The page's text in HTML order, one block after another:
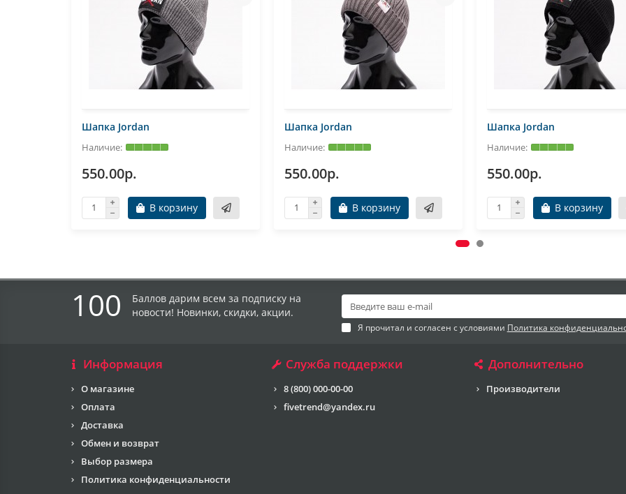
Шапка Jordan
550.00р.
В корзину
Шапка Jordan
550.00р.
В корзину
Шапка Jordan
550.00р.
В корзину
100
Баллов дарим всем за подписку на
новости! Новинки, скидки, акции.
Я прочитал и согласен с условиями Политика
Информация
О магазине
Оплата
Доставка
Обмен и возврат
Выбор размера
Политика конфиденциальности
Служба поддержки
8 (800) 000-00-00
fivetrend@yandex.ru
Дополнительно
Производители